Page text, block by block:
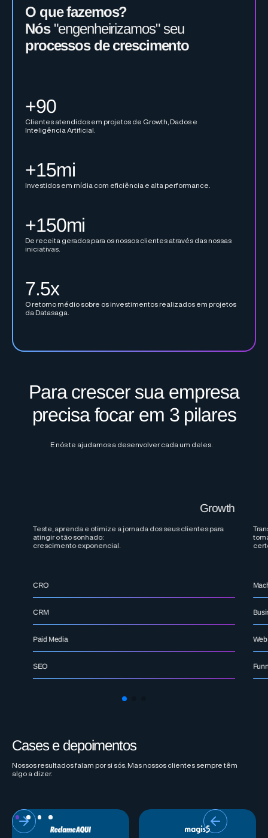
O que fazemos?
Nós "engenheirizamos" seu
processos de crescimento
+90
Clientes atendidos em projetos de Growth, Dados e
Inteligência Artificial.
+15mi
Investidos em mídia com eficiência e alta performance.
+150mi
De receita gerados para os nossos clientes através das nossas
iniciativas.
7.5x
O retorno médio sobre os investimentos realizados em projetos
da Datasaga.
Para crescer sua empresa
precisa focar em 3 pilares
E nós te ajudamos a desenvolver cada um deles.
Growth
Teste, aprenda e otimize a jornada dos seus clientes para
atingir o tão sonhado:
crescimento exponencial.
CRO
CRM
Paid Media
SEO
Cases e depoimentos
Nossos resultados falam por si sós. Mas nossos clientes sempre têm
algo a dizer.